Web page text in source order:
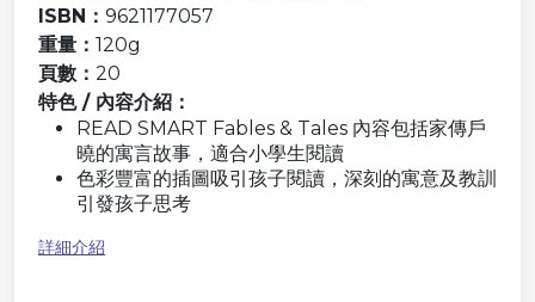
ISBN： 9621177057
重量： 120g
頁數： 20
特色 / 內容介紹：
READ SMART Fables & Tales 內容包括家傳戶
曉的寓言故事，適合小學生閱讀
色彩豐富的插圖吸引孩子閱讀，深刻的寓意及教訓
引發孩子思考
詳細介紹